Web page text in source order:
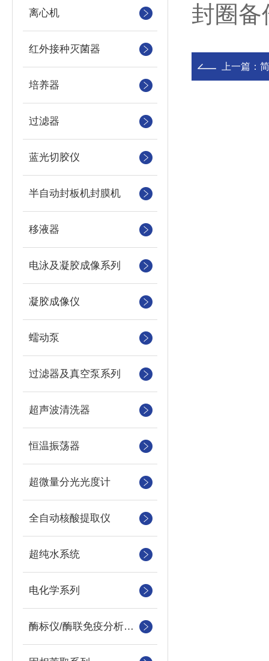
离心机
红外接种灭菌器
培养器
过滤器
蓝光切胶仪
半自动封板机封膜机
移液器
电泳及凝胶成像系列
凝胶成像仪
蠕动泵
过滤器及真空泵系列
超声波清洗器
恒温振荡器
超微量分光光度计
全自动核酸提取仪
超纯水系统
电化学系列
酶标仪/酶联免疫分析仪及洗板机
封圈备
上一篇：